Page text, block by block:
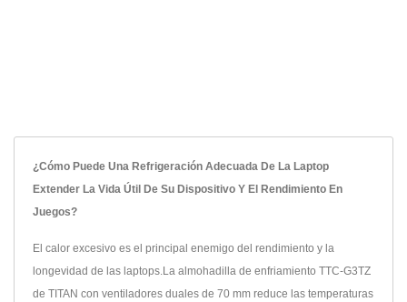
¿Cómo Puede Una Refrigeración Adecuada De La Laptop
Extender La Vida Útil De Su Dispositivo Y El Rendimiento En
Juegos?
El calor excesivo es el principal enemigo del rendimiento y la
longevidad de las laptops.La almohadilla de enfriamiento TTC-G3TZ
de TITAN con ventiladores duales de 70 mm reduce las temperaturas